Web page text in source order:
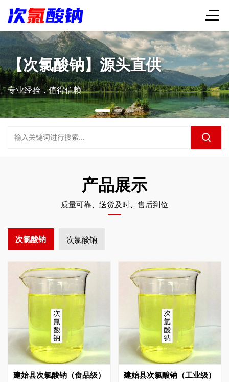
【次氯酸钠】源头直供
专业经验，值得信赖
产品展示
质量可靠、送货及时、售后到位
次氯酸钠 次氯酸钠
建始县次氯酸钠（食品级） 建始县次氯酸钠（工业级）